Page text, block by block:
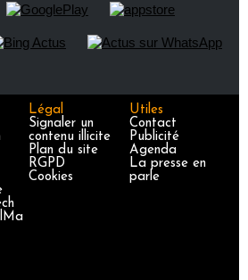
Légal
Signaler un
contenu illicite
Plan du site
RGPD
Cookies
Utiles
Contact
Publicité
Agenda
La presse en
parle